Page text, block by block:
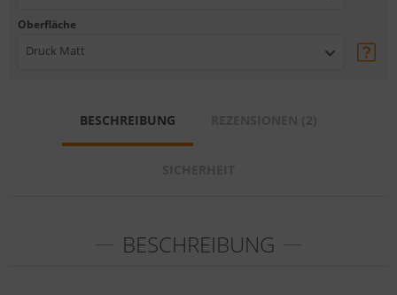
Oberfläche
Druck Matt
BESCHREIBUNG
BESCHREIBUNG